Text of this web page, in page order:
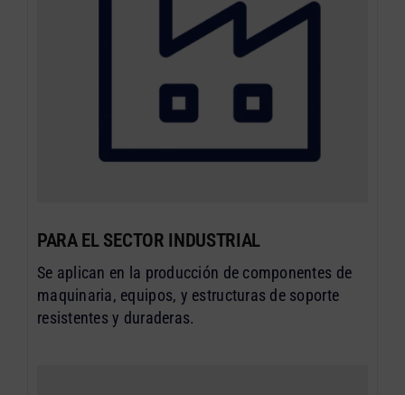
PARA EL SECTOR INDUSTRIAL
Se aplican en la producción de componentes de
maquinaria, equipos, y estructuras de soporte
resistentes y duraderas.